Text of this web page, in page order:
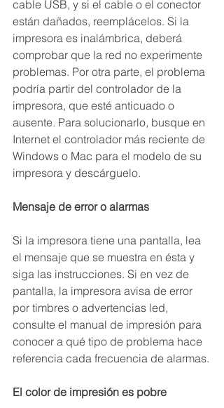
cable USB, y si el cable o el conector
están dañados, reemplácelos. Si la
impresora es inalámbrica, deberá
comprobar que la red no experimente
problemas. Por otra parte, el problema
podría partir del controlador de la
impresora, que esté anticuado o
ausente. Para solucionarlo, busque en
Internet el controlador más reciente de
Windows o Mac para el modelo de su
impresora y descárguelo.
Mensaje de error o alarmas
Si la impresora tiene una pantalla, lea
el mensaje que se muestra en ésta y
siga las instrucciones. Si en vez de
pantalla, la impresora avisa de error
por timbres o advertencias led,
consulte el manual de impresión para
conocer a qué tipo de problema hace
referencia cada frecuencia de alarmas.
El color de impresión es pobre